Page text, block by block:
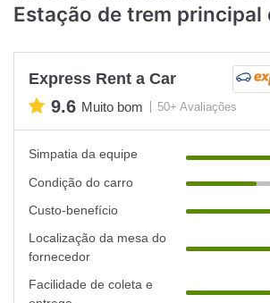
Estação de trem principal
Express Rent a Car
9.6 Muito bom 50+ Avaliações
Simpatia da equipe
Condição do carro
Custo-benefício
Localização da mesa do
fornecedor
Facilidade de coleta e